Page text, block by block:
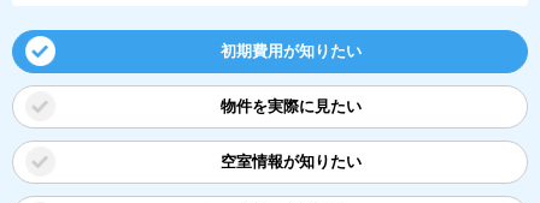
初期費用が知りたい
物件を実際に見たい
空室情報が知りたい